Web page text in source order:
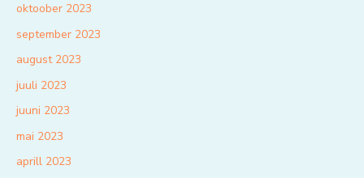
oktoober 2023
september 2023
august 2023
juuli 2023
juuni 2023
mai 2023
aprill 2023